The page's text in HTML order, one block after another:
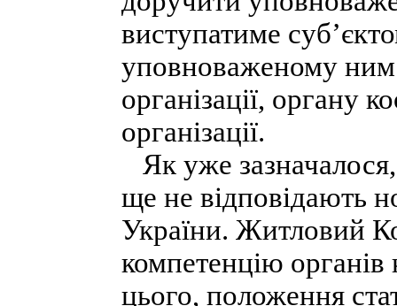
виступатиме
уповноваженому ним
організації, органу
організації.
Як уже
ще не відповідають
України. Житловий
компетенцію
цього, положення